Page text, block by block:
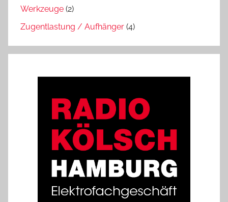
Werkzeuge (2)
Zugentlastung / Aufhänger (4)